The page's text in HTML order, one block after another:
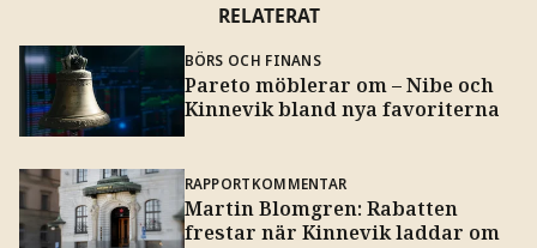
RELATERAT
BÖRS OCH FINANS
Pareto möblerar om – Nibe och
Kinnevik bland nya favoriterna
RAPPORTKOMMENTAR
Martin Blomgren: Rabatten
frestar när Kinnevik laddar om